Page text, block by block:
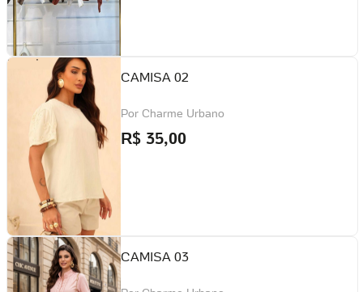
CAMISA 02
Por Charme Urbano
R$ 35,00
CAMISA 03